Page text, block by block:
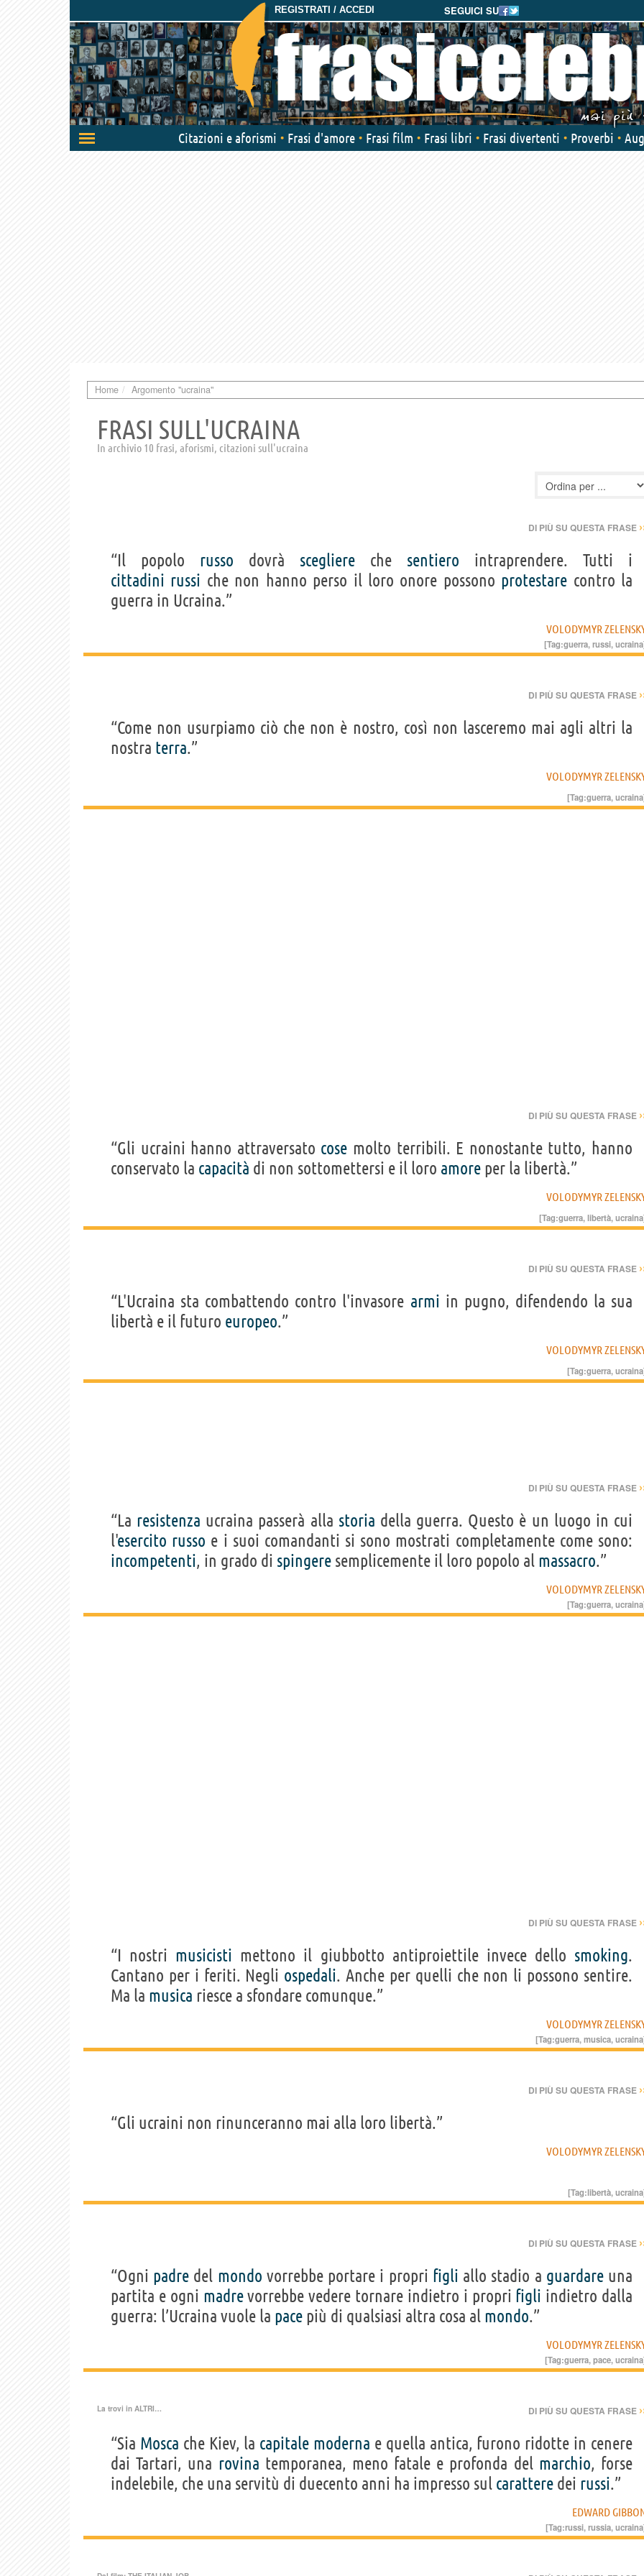
SEGUICI SU
REGISTRATI / ACCEDI
Attiva/disattiva
navigazione
Citazioni e aforismi Frasi d'amore Frasi film Frasi libri Frasi divertenti Proverbi
Home Argomento "ucraina"
FRASI SULL'UCRAINA
In archivio 10 frasi, aforismi, citazioni sull'ucraina
DI PIÙ SU QUESTA FRASE
“Il popolo russo dovrà scegliere che sentiero intraprendere. Tutti i
cittadini russi che non hanno perso il loro onore possono protestare contro la
guerra in Ucraina.”
VOLODYMYR
[Tag:guerra,russi,ucraina
DI PIÙ SU QUESTA FRASE
“Come non usurpiamo ciò che non è nostro, così non lasceremo mai agli altri la
nostra terra.”
VOLODYMYR
[Tag:guerra,ucraina
DI PIÙ SU QUESTA FRASE
“Gli ucraini hanno attraversato cose molto terribili. E nonostante tutto, hanno
conservato la capacità di non sottomettersi e il loro amore per la libertà.”
VOLODYMYR
[Tag:guerra,libertà,ucraina
DI PIÙ SU QUESTA FRASE
“L'Ucraina sta combattendo contro l'invasore armi in pugno, difendendo la sua
libertà e il futuro europeo.”
VOLODYMYR
[Tag:guerra,ucraina
DI PIÙ SU QUESTA FRASE
“La resistenza ucraina passerà alla storia della guerra. Questo è un luogo in cui
l'esercito russo e i suoi comandanti si sono mostrati completamente come sono:
incompetenti, in grado di spingere semplicemente il loro popolo al massacro.”
VOLODYMYR
[Tag:guerra,ucraina
DI PIÙ SU QUESTA FRASE
“I nostri musicisti mettono il giubbotto antiproiettile invece dello smoking.
Cantano per i feriti. Negli ospedali. Anche per quelli che non li possono sentire.
Ma la musica riesce a sfondare comunque.”
VOLODYMYR
[Tag:guerra,musica,ucraina
DI PIÙ SU QUESTA FRASE
“Gli ucraini non rinunceranno mai alla loro libertà.”
VOLODYMYR
[Tag:libertà,ucraina
DI PIÙ SU QUESTA FRASE
“Ogni padre del mondo vorrebbe portare i propri figli allo stadio a guardareuna
partita e ogni madrevorrebbe vedere tornare indietro i propri figli indietro dalla
guerra: l’Ucraina vuole la pace più di qualsiasi altra cosa al mondo.”
VOLODYMYR
[Tag:guerra,pace,ucraina
La trovi in ALTRI… DI PIÙ SU QUESTA FRASE
“Sia Mosca che Kiev, la capitale moderna e quella antica, furono ridotte in cenere
dai Tartari, una rovina temporanea, meno fatale e profonda del marchio, forse
indelebile, che una servitù di duecento anni ha impresso sul carattere dei russi.”
EDWARD
[Tag:russi,russia,ucraina